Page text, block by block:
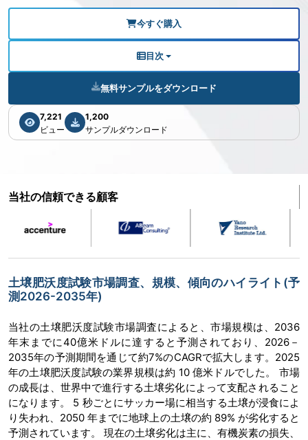
今すぐ購入
目次
無料サンプルをダウンロード
7,221
ビュー
1,200
サンプルダウンロード
当社の信頼できる顧客
土壌肥沃度試験市場調査、規模、傾向のハイライト(予
測2026-2035年)
当社の土壌肥沃度試験市場調査によると、市場規模は、2036
年末までに40億米ドルに達すると予測されており、2026－
2035年の予測期間を通じて約7%のCAGRで拡大します。2025
年の土壌肥沃度試験の業界規模は約 10 億米ドルでした。 市場
の成長は、世界中で進行する土壌劣化によって支配されること
になります。 5 秒ごとにサッカー場に相当する土壌が浸食によ
り失われ、2050 年までに地球上の土壌の約 89% が劣化すると
予測されています。 現在の土壌劣化は主に、有機炭素の損失、